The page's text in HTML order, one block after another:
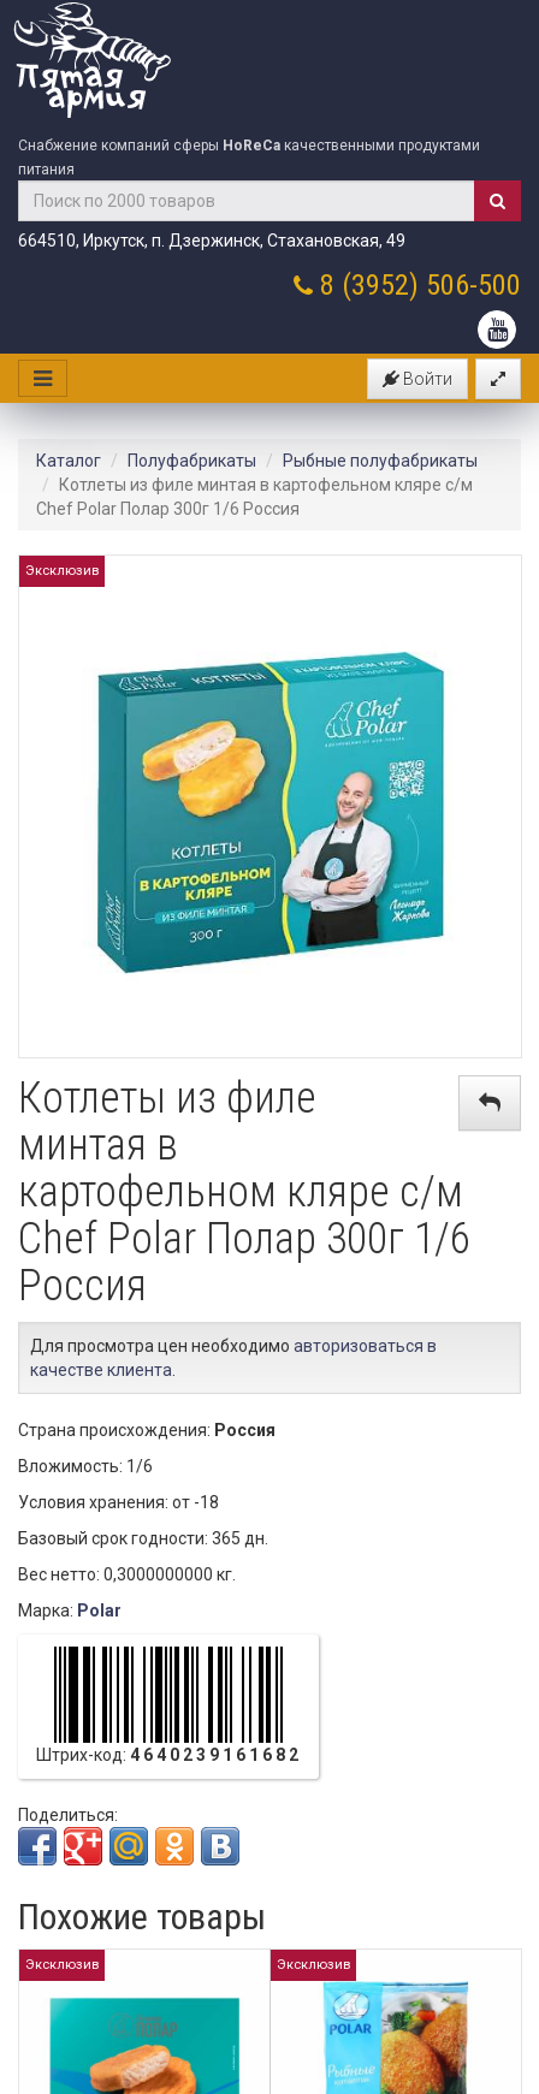
Снабжение компаний сферы HoReCa качественными продуктами
питания
664510, Иркутск, п. Дзержинск, Стахановская, 49
8 (3952) 506-500
Войти
Каталог Полуфабрикаты
Рыбные полуфабрикаты
Котлеты из филе минтая в картофельном кляре с/м
Chef Polar Полар 300г 1/6 Россия
Эксклюзив
Котлеты из филе
минтая в
картофельном кляре с/м
Chef Polar Полар 300г 1/6
Россия
Для просмотра цен необходимо авторизоваться в
качестве клиента
Страна происхождения: Россия
Вложимость: 1/6
Условия хранения: от -18
Базовый срок годности: 365 дн.
Вес нетто: 0,3000000000 кг.
Марка: Polar
Штрих-код: 4640239161682
Поделиться:
Похожие товары
Эксклюзив Эксклюзив